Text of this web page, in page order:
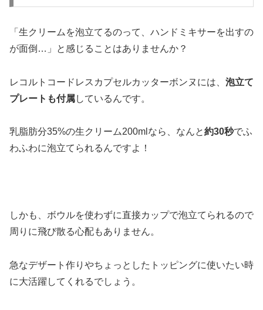
「生クリームを泡立てるのって、ハンドミキサーを出すの
が面倒…」と感じることはありませんか？
レコルトコードレスカプセルカッターボンヌには、 泡立て
プレートも付属しているんです。
乳脂肪分35%の生クリーム200mlなら、なんと約30秒でふ
わふわに泡立てられるんですよ！
しかも、ボウルを使わずに直接カップで泡立てられるので
周りに飛び散る心配もありません。
急なデザート作りやちょっとしたトッピングに使いたい時
に大活躍してくれるでしょう。